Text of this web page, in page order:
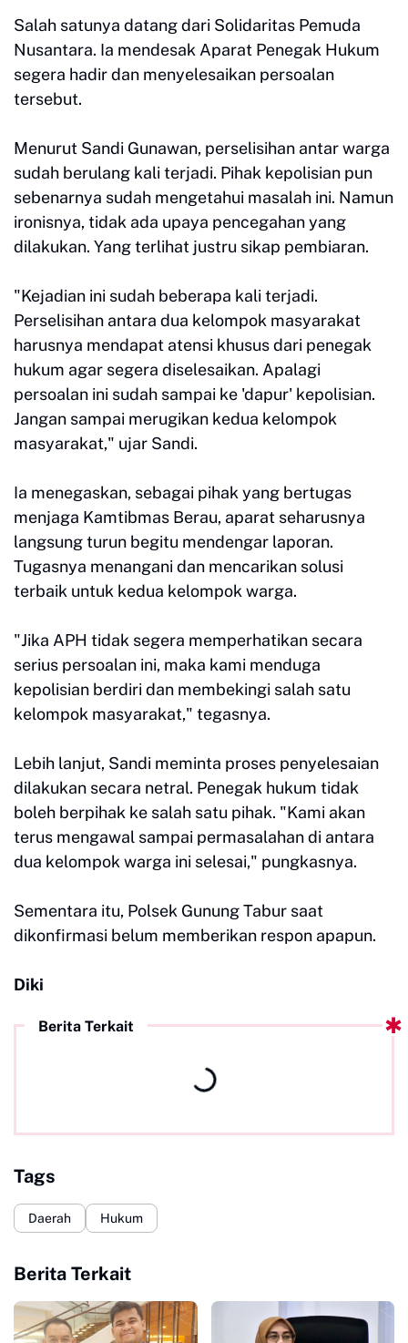
Salah satunya datang dari Solidaritas Pemuda
Nusantara. Ia mendesak Aparat Penegak Hukum
segera hadir dan menyelesaikan persoalan
tersebut.
Menurut Sandi Gunawan, perselisihan antar warga
sudah berulang kali terjadi. Pihak kepolisian pun
sebenarnya sudah mengetahui masalah ini. Namun
ironisnya, tidak ada upaya pencegahan yang
dilakukan. Yang terlihat justru sikap pembiaran.
"Kejadian ini sudah beberapa kali terjadi.
Perselisihan antara dua kelompok masyarakat
harusnya mendapat atensi khusus dari penegak
hukum agar segera diselesaikan. Apalagi
persoalan ini sudah sampai ke 'dapur' kepolisian.
Jangan sampai merugikan kedua kelompok
masyarakat," ujar Sandi.
Ia menegaskan, sebagai pihak yang bertugas
menjaga Kamtibmas Berau, aparat seharusnya
langsung turun begitu mendengar laporan.
Tugasnya menangani dan mencarikan solusi
terbaik untuk kedua kelompok warga.
"Jika APH tidak segera memperhatikan secara
serius persoalan ini, maka kami menduga
kepolisian berdiri dan membekingi salah satu
kelompok masyarakat," tegasnya.
Lebih lanjut, Sandi meminta proses penyelesaian
dilakukan secara netral. Penegak hukum tidak
boleh berpihak ke salah satu pihak. "Kami akan
terus mengawal sampai permasalahan di antara
dua kelompok warga ini selesai," pungkasnya.
Sementara itu, Polsek Gunung Tabur saat
dikonfirmasi belum memberikan respon apapun.
Diki
Berita Terkait
Tags
Daerah Hukum
Berita Terkait